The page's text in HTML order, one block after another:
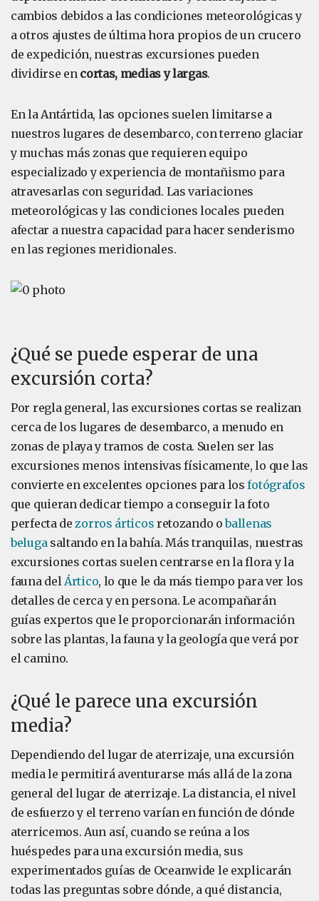
cambios debidos a las condiciones meteorológicas y
a otros ajustes de última hora propios de un crucero
de expedición, nuestras excursiones pueden
dividirse en cortas, medias y largas.
En la Antártida, las opciones suelen limitarse a
nuestros lugares de desembarco, con terreno glaciar
y muchas más zonas que requieren equipo
especializado y experiencia de montañismo para
atravesarlas con seguridad. Las variaciones
meteorológicas y las condiciones locales pueden
afectar a nuestra capacidad para hacer senderismo
en las regiones meridionales.
¿Qué se puede esperar de una
excursión corta?
Por regla general, las excursiones cortas se realizan
cerca de los lugares de desembarco, a menudo en
zonas de playa y tramos de costa. Suelen ser las
excursiones menos intensivas físicamente, lo que las
convierte en excelentes opciones para losfotógrafos
que quieran dedicar tiempo a conseguir la foto
perfecta dezorros árticos retozando oballenas
belugasaltando en la bahía. Más tranquilas, nuestras
excursiones cortas suelen centrarse en la flora y la
fauna delÁrtico, lo que le da más tiempo para ver los
detalles de cerca y en persona. Le acompañarán
guías expertos que le proporcionarán información
sobre las plantas, la fauna y la geología que verá por
el camino.
¿Qué le parece una excursión
media?
Dependiendo del lugar de aterrizaje, una excursión
media le permitirá aventurarse más allá de la zona
general del lugar de aterrizaje. La distancia, el nivel
de esfuerzo y el terreno varían en función de dónde
aterricemos. Aun así, cuando se reúna a los
huéspedes para una excursión media, sus
experimentados guías de Oceanwide le explicarán
todas las preguntas sobre dónde, a qué distancia,